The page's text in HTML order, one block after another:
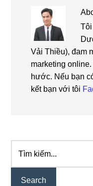
Vải Thiều), đam
marketing
hước. Nếu bạn
kết bạn với tôi
Primary
Sidebar
kiếm...